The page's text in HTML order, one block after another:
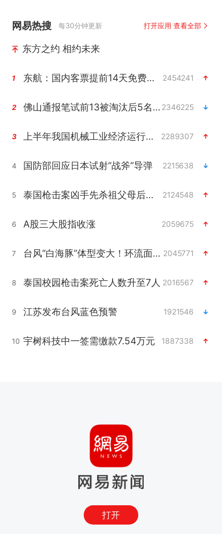
网易热搜 每30分钟更新 打开应用 查看全部
东方之约 相约未来
1 东航：国内客票提前14天免费退改 2454241
2 佛山通报笔试前13被淘汰后5名进体检 2346225
3 上半年我国机械工业经济运行稳中有进 2289307
4 国防部回应日本试射“战斧”导弹 2215638
5 泰国枪击案凶手先杀祖父母后行凶 2124548
6 A股三大股指收涨 2059675
7 台风“白海豚”体型变大！环流面积接近13个浙江那么大 2045771
8 泰国校园枪击案死亡人数升至7人 2016567
9 江苏发布台风蓝色预警 1921546
10 宇树科技中一签需缴款7.54万元 1887338
打开